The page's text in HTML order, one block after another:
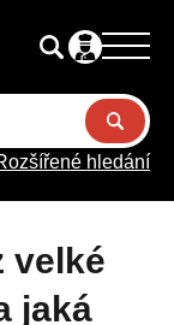
hledání
jaká